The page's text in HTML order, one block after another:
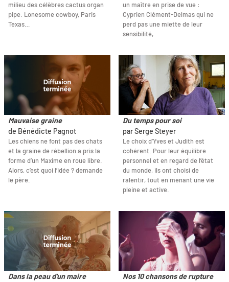
milieu des célèbres cactus organ
pipe. Lonesome cowboy, Paris
Texas…
un maître en prise de vue :
Cyprien Clément-Delmas qui ne
perd pas une miette de leur
sensibilité,
Mauvaise graine
de Bénédicte Pagnot
Les chiens ne font pas des chats
et la graine de rébellion a pris la
forme d’un Maxime en roue libre.
Alors, c’est quoi l’idée ? demande
le père.
Du temps pour soi
par Serge Steyer
Le choix d’Yves et Judith est
cohérent. Pour leur équilibre
personnel et en regard de l’état
du monde, ils ont choisi de
ralentir, tout en menant une vie
pleine et active.
Dans la peau d'un maire
Nos 10 chansons de rupture